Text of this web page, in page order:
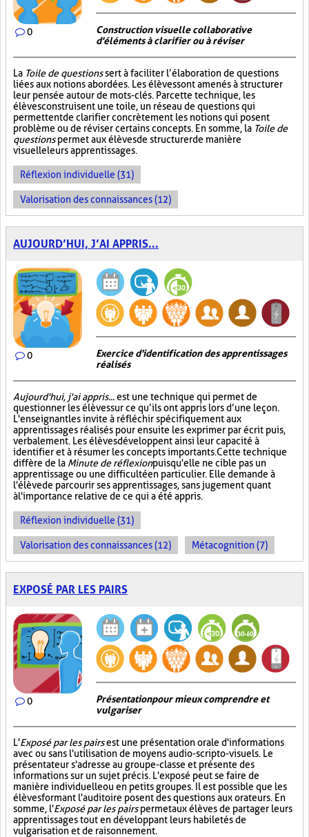
0
Construction visuelle collaborative
d'éléments à clarifier ou à réviser
La Toile de questionssert à faciliter l’élaboration de questions
liées aux notions abordées. Les élèves sont amenés à structurer
leur pensée autour de mots-clés. Par cette technique, les
élèves construisent une toile, un réseau de questions qui
permettent de clarifier concrètement les notions qui posent
problème ou de réviser certains concepts. En somme, la Toile de
questionspermet aux élèves de structurer de manière
visuelle leurs apprentissages.
Réflexion individuelle (31)
Valorisation des connaissances (12)
AUJOURD’HUI, J’AI APPRIS...
0
Exercice d'identification des apprentissages
réalisés
Aujourd'hui, j'ai appris...est une technique qui permet de
questionner les élèves sur ce qu’ils ont appris lors d’une leçon.
L'enseignant les invite à réfléchir spécifiquement aux
apprentissages réalisés pour ensuite les exprimer par écrit puis,
verbalement. Les élèves développent ainsi leur capacité à
identifier et à résumer les concepts importants. Cette technique
diffère de la Minute de réflexionpuisqu'elle ne cible pas un
apprentissage ou une difficulté en particulier. Elle demande à
l'élève de parcourir ses apprentissages, sans jugement quant
à l'importance relative de ce qui a été appris.
Réflexion individuelle (31)
Valorisation des connaissances (12) Métacognition (7)
EXPOSÉ PAR LES PAIRS
0
Présentation pour mieux comprendre et
vulgariser
L'Exposé par les pairsest une présentation orale d'informations
avec ou sans l'utilisation de moyens audio-scripto-visuels. Le
présentateur s'adresse au groupe-classe et présente des
informations sur un sujet précis. L'exposé peut se faire de
manière individuelle ou en petits groupes. Il est possible que les
élèves formant l'auditoire posent des questions aux orateurs. En
somme, l'Exposé par les pairspermet aux élèves de partager leurs
apprentissages tout en développant leurs habiletés de
vulgarisation et de raisonnement.